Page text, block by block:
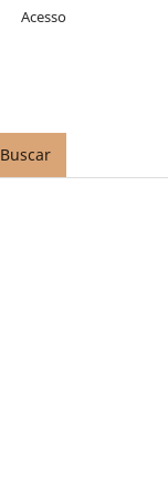
Buscar
Acesso